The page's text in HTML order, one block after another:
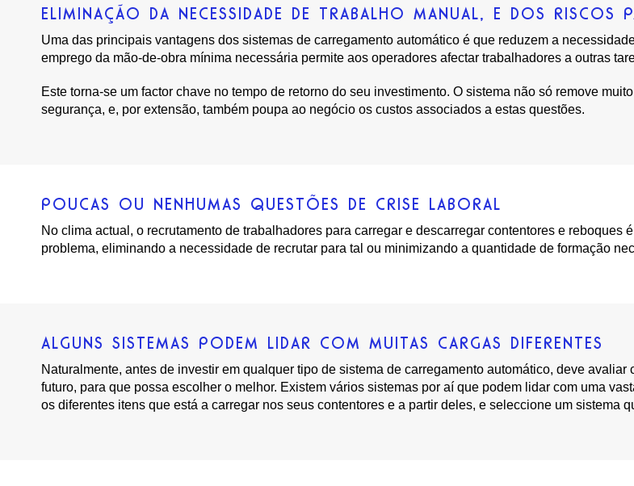
ELIMINAÇÃO DA NECESSIDADE DE TRABALHO MANUAL, E DOS RISCOS
Uma das principais vantagens dos sistemas de carregamento automático é que reduzem a
emprego da mão-de-obra mínima necessária permite aos operadores afectar trabalhadores a outras
Este torna-se um factor chave no tempo de retorno do seu investimento. O sistema não só remove
segurança, e, por extensão, também poupa ao negócio os custos associados a estas questões.
POUCAS OU NENHUMAS QUESTÕES DE CRISE LABORAL
No clima actual, o recrutamento de trabalhadores para carregar e descarregar contentores e
problema, eliminando a necessidade de recrutar para tal ou minimizando a quantidade de formação
ALGUNS SISTEMAS PODEM LIDAR COM MUITAS CARGAS DIFERENTES
Naturalmente, antes de investir em qualquer tipo de sistema de carregamento automático, deve
futuro, para que possa escolher o melhor. Existem vários sistemas por aí que podem lidar com uma
os diferentes itens que está a carregar nos seus contentores e a partir deles, e seleccione um sistema